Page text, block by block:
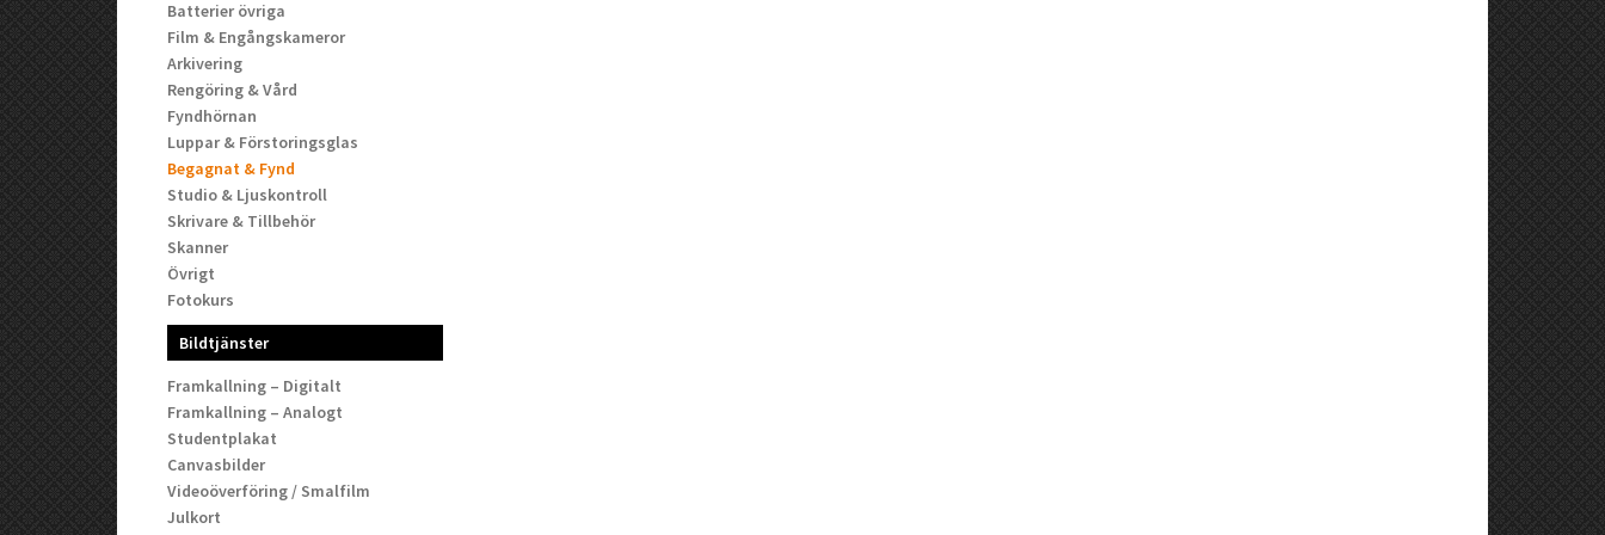
Batterier övriga
Film & Engångskameror
Arkivering
Rengöring & Vård
Fyndhörnan
Luppar & Förstoringsglas
Begagnat & Fynd
Studio & Ljuskontroll
Skrivare & Tillbehör
Skanner
Övrigt
Fotokurs
Bildtjänster
Framkallning – Digitalt
Framkallning – Analogt
Studentplakat
Canvasbilder
Videoöverföring / Smalfilm
Julkort